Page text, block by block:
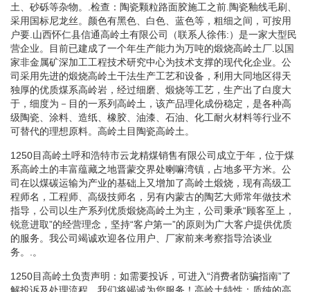
土、砂砾等杂物。.检查：陶瓷颗粒路面胶施工之前.陶瓷釉线毛刷、
采用国标尼龙丝。颜色有黑色、白色、蓝色等，粗细之间，可按用
户要.山西怀仁县信通高岭土有限公司（联系人徐伟:）是一家大型民
营企业。目前已建成了一个年生产能力为万吨的煅烧高岭土厂.以国
家非金属矿深加工工程技术研究中心为技术支撑的现代化企业。公
司采用先进的煅烧高岭土干法生产工艺和设备，利用大同地区得天
独厚的优质煤系高岭岩，经过细磨、煅烧等工艺，生产出了白度大
于，细度为－目的一系列高岭土，该产品理化成份稳定，是各种高
级陶瓷、涂料、造纸、橡胶、油漆、石油、化工耐火材料等行业不
可替代的理想原料。高岭土目陶瓷高岭土。
1250目高岭土呼和浩特市云龙精煤销售有限公司成立于年，位于煤
系高岭土的丰富蕴藏之地晋蒙交界处喇嘛湾镇，占地多平方米。公
司在以煤碳运输为产业的基础上又增加了高岭土煅烧，现有高级工
程师名，工程师、高级技师名，另有内蒙古的陶艺大师常年做技术
指导，公司以生产系列优质煅烧高岭土为主，公司秉承“顾客至上，
锐意进取”的经营理念，坚持“客户第一”的原则为广大客户提供优质
的服务。我公司竭诚欢迎各位用户、厂家前来考察指导洽谈业
务。.。
1250目高岭土负责声明：如需要投诉，可进入“消费者防骗指南”了